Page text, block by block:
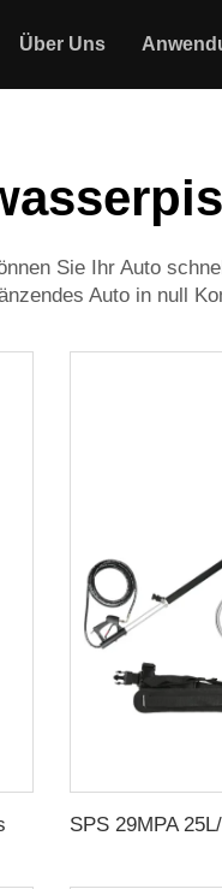
Über Uns
Sie Ihr Auto
Auto in null